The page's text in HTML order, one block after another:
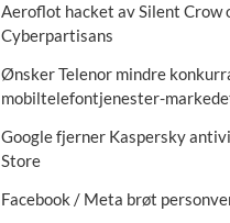
Aeroflot hacket av Silent Crow
Cyberpartisans
Ønsker Telenor mindre
mobiltelefontjenester-
Google fjerner Kaspersky
Store
Facebook / Meta brøt